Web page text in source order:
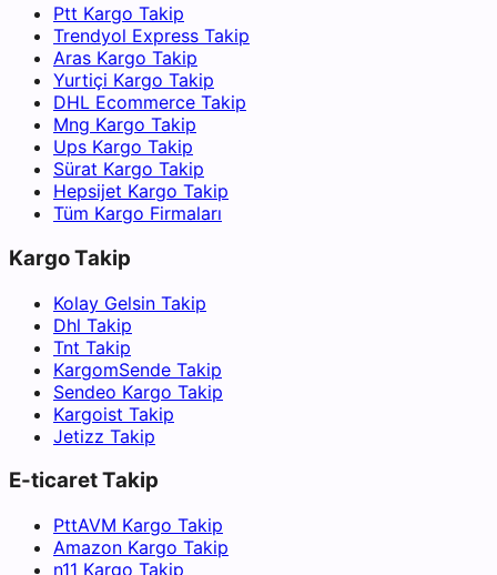
Ptt Kargo Takip
Trendyol Express Takip
Aras Kargo Takip
Yurtiçi Kargo Takip
DHL Ecommerce Takip
Mng Kargo Takip
Ups Kargo Takip
Sürat Kargo Takip
Hepsijet Kargo Takip
Tüm Kargo Firmaları
Kargo Takip
Kolay Gelsin Takip
Dhl Takip
Tnt Takip
KargomSende Takip
Sendeo Kargo Takip
Kargoist Takip
Jetizz Takip
E-ticaret Takip
PttAVM Kargo Takip
Amazon Kargo Takip
n11 Kargo Takip